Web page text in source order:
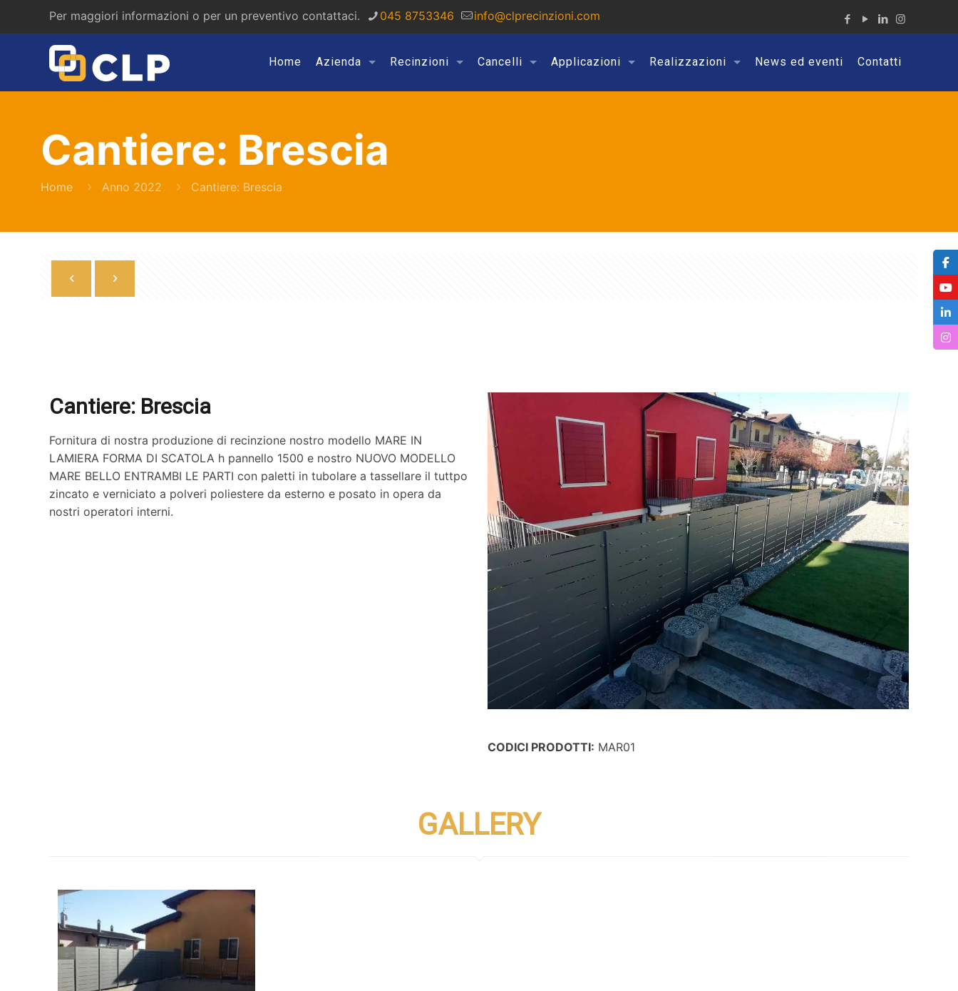
Per maggiori informazioni o per un preventivo contattaci. 045 8753346 info@clprecinzioni.com
Home Azienda Recinzioni Cancelli Applicazioni Realizzazioni News ed eventi Contatti
Cantiere: Brescia
Home Anno 2022 Cantiere: Brescia
Cantiere: Brescia
Fornitura di nostra produzione di recinzione nostro modello MARE IN
LAMIERA FORMA DI SCATOLA h pannello 1500 e nostro NUOVO MODELLO
MARE BELLO ENTRAMBI LE PARTI con paletti in tubolare a tassellare il tuttpo
zincato e verniciato a polveri poliestere da esterno e posato in opera da
nostri operatori interni.
CODICI PRODOTTI: MAR01
GALLERY